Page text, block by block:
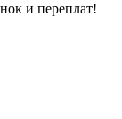
и переплат!